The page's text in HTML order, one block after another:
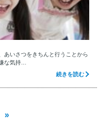
あいさつをきちんと行うことから
な気持…
続きを読む
»